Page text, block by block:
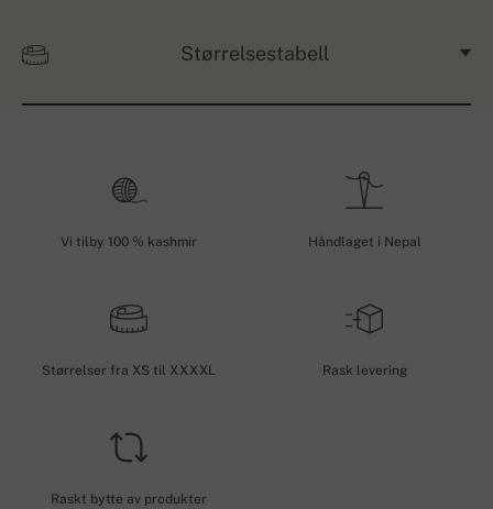
Størrelsestabell
Vi tilby 100 % kashmir Håndlaget i Nepal
Størrelser fra XS til XXXXL Rask levering
Raskt bytte av produkter